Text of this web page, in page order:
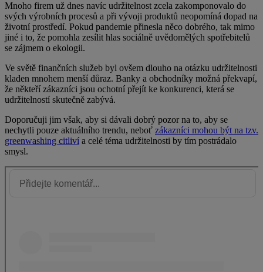
Mnoho firem už dnes navíc udržitelnost zcela zakomponovalo do
svých výrobních procesů a při vývoji produktů neopomíná dopad na
životní prostředí. Pokud pandemie přinesla něco dobrého, tak mimo
jiné i to, že pomohla zesílit hlas sociálně uvědomělých spotřebitelů
se zájmem o ekologii.
Ve světě finančních služeb byl ovšem dlouho na otázku udržitelnosti
kladen mnohem menší důraz. Banky a obchodníky možná překvapí,
že někteří zákazníci jsou ochotní přejít ke konkurenci, která se
udržitelností skutečně zabývá.
Doporučuji jim však, aby si dávali dobrý pozor na to, aby se
nechytli pouze aktuálního trendu, neboť zákazníci mohou být na tzv.
greenwashing citliví a celé téma udržitelnosti by tím postrádalo
smysl.